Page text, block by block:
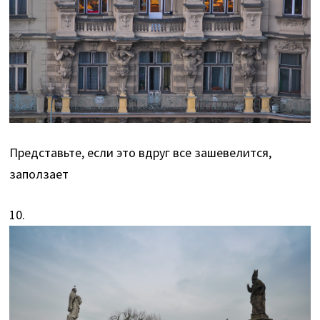
Представьте, если это вдруг все зашевелится,
заползает
10.